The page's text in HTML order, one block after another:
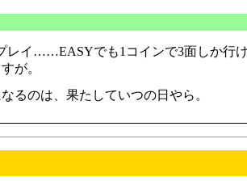
レイ……EASYでも1コインで3面しか行
が。
るのは、果たしていつの日やら。